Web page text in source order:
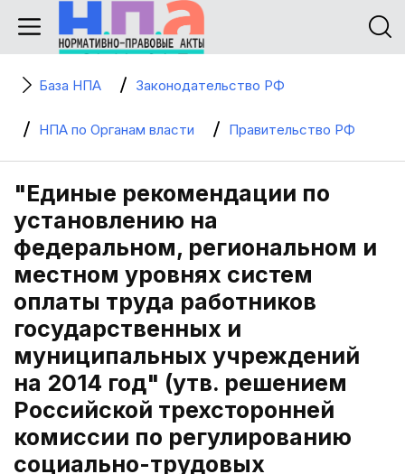
База НПА Законодательство РФ
НПА по Органам власти Правительство РФ
"Единые рекомендации по
установлению на
федеральном, региональном и
местном уровнях систем
оплаты труда работников
государственных и
муниципальных учреждений
на 2014 год" (утв. решением
Российской трехсторонней
комиссии по регулированию
социально-трудовых